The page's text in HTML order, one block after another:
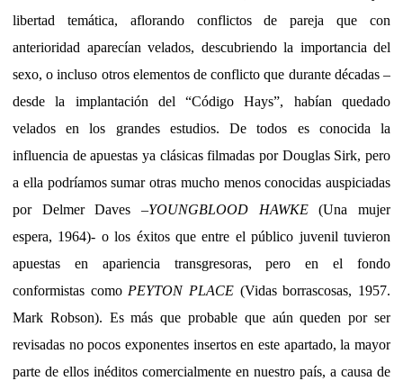
libertad temática, aflorando conflictos de pareja que con
anterioridad aparecían velados, descubriendo la importancia del
sexo, o incluso otros elementos de conflicto que durante décadas –
desde la implantación del “Código Hays”, habían quedado
velados en los grandes estudios. De todos es conocida la
influencia de apuestas ya clásicas filmadas por Douglas Sirk, pero
a ella podríamos sumar otras mucho menos conocidas auspiciadas
por Delmer Daves –YOUNGBLOOD HAWKE(Una mujer
espera, 1964)- o los éxitos que entre el público juvenil tuvieron
apuestas en apariencia transgresoras, pero en el fondo
conformistas como PEYTON PLACE (Vidas borrascosas, 1957.
Mark Robson). Es más que probable que aún queden por ser
revisadas no pocos exponentes insertos en este apartado, la mayor
parte de ellos inéditos comercialmente en nuestro país, a causa de